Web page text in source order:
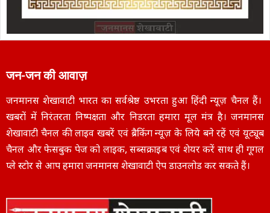
जन-जन की आवाज़
जनमानस शेखावाटी भारत का सर्वश्रेष्ठ उभरता हुआ हिंदी न्यूज़ चैनल हैं।
खबरों में निरंतरता निष्पक्षता और निडरता हमारा मूल मंत्र है। जनमानस
शेखावाटी चैनल की लाइव खबरें एवं ब्रैकिंग न्यूज़ के लिये बने रहें एवं यूट्यूब
चैनल और फेसबुक पेज को लाइक, सब्सक्राइब एवं शेयर करें साथ ही गूगल
प्ले स्टोर से आप हमारा जनमानस शेखावाटी ऐप डाउनलोड कर सकते हैं।